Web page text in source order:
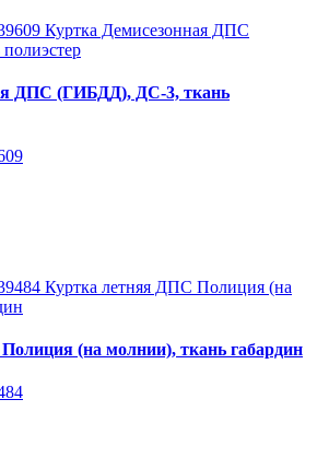
ДПС (ГИБДД), ДС-3, ткань
(на молнии), ткань габардин